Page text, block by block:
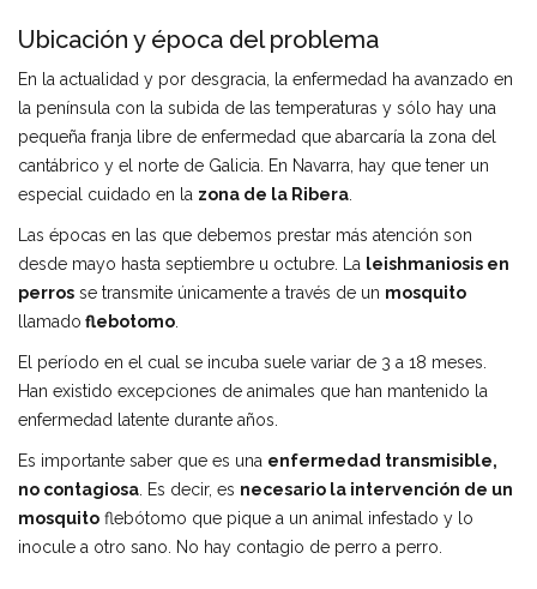
Ubicación y época del problema
En la actualidad y por desgracia, la enfermedad ha avanzado en
la península con la subida de las temperaturas y sólo hay una
pequeña franja libre de enfermedad que abarcaría la zona del
cantábrico y el norte de Galicia. En Navarra, hay que tener un
especial cuidado en la zona de la Ribera.
Las épocas en las que debemos prestar más atención son
desde mayo hasta septiembre u octubre. La leishmaniosis en
perros se transmite únicamente a través de un mosquito
llamado flebotomo.
El período en el cual se incuba suele variar de 3 a 18 meses.
Han existido excepciones de animales que han mantenido la
enfermedad latente durante años.
Es importante saber que es una enfermedad transmisible,
no contagiosa. Es decir, es necesario la intervención de un
mosquito flebótomo que pique a un animal infestado y lo
inocule a otro sano. No hay contagio de perro a perro.